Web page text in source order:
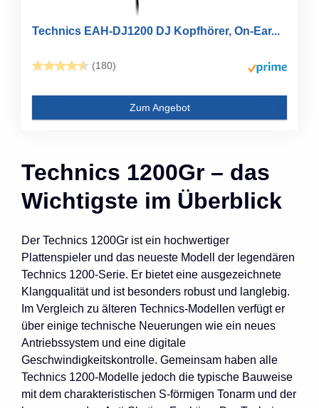
Technics EAH-DJ1200 DJ Kopfhörer, On-Ear...
(180)
Zum Angebot
Technics 1200Gr – das
Wichtigste im Überblick
Der Technics 1200Gr ist ein hochwertiger
Plattenspieler und das neueste Modell der legendären
Technics 1200-Serie. Er bietet eine ausgezeichnete
Klangqualität und ist besonders robust und langlebig.
Im Vergleich zu älteren Technics-Modellen verfügt er
über einige technische Neuerungen wie ein neues
Antriebssystem und eine digitale
Geschwindigkeitskontrolle. Gemeinsam haben alle
Technics 1200-Modelle jedoch die typische Bauweise
mit dem charakteristischen S-förmigen Tonarm und der